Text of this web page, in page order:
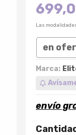
Las
en
Marca:
envío